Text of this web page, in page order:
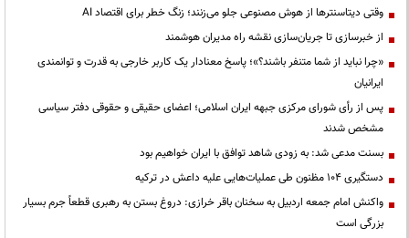
وقتی دیتاسنترها از هوش مصنوعی جلو می‌زنند؛ زنگ خطر برای اقتصاد AI
از خبرسازی تا جریان‌سازی نقشه راه مدیران هوشمند
«چرا نباید از شما متنفر باشند؟»؛ پاسخ معنادار یک کاربر خارجی به قدرت و توانمندی
ایرانیان
پس از رأی شورای مرکزی جبهه ایران اسلامی؛ اعضای حقیقی و حقوقی دفتر سیاسی
مشخص شدند
بسنت مدعی شد: به زودی شاهد توافق با ایران خواهیم بود
دستگیری ۱۰۴ مظنون طی عملیات‌هایی علیه داعش در ترکیه
واکنش امام جمعه اردبیل به سخنان باقر خرازی: دروغ بستن به رهبری قطعاً جرم بسیار
بزرگی است